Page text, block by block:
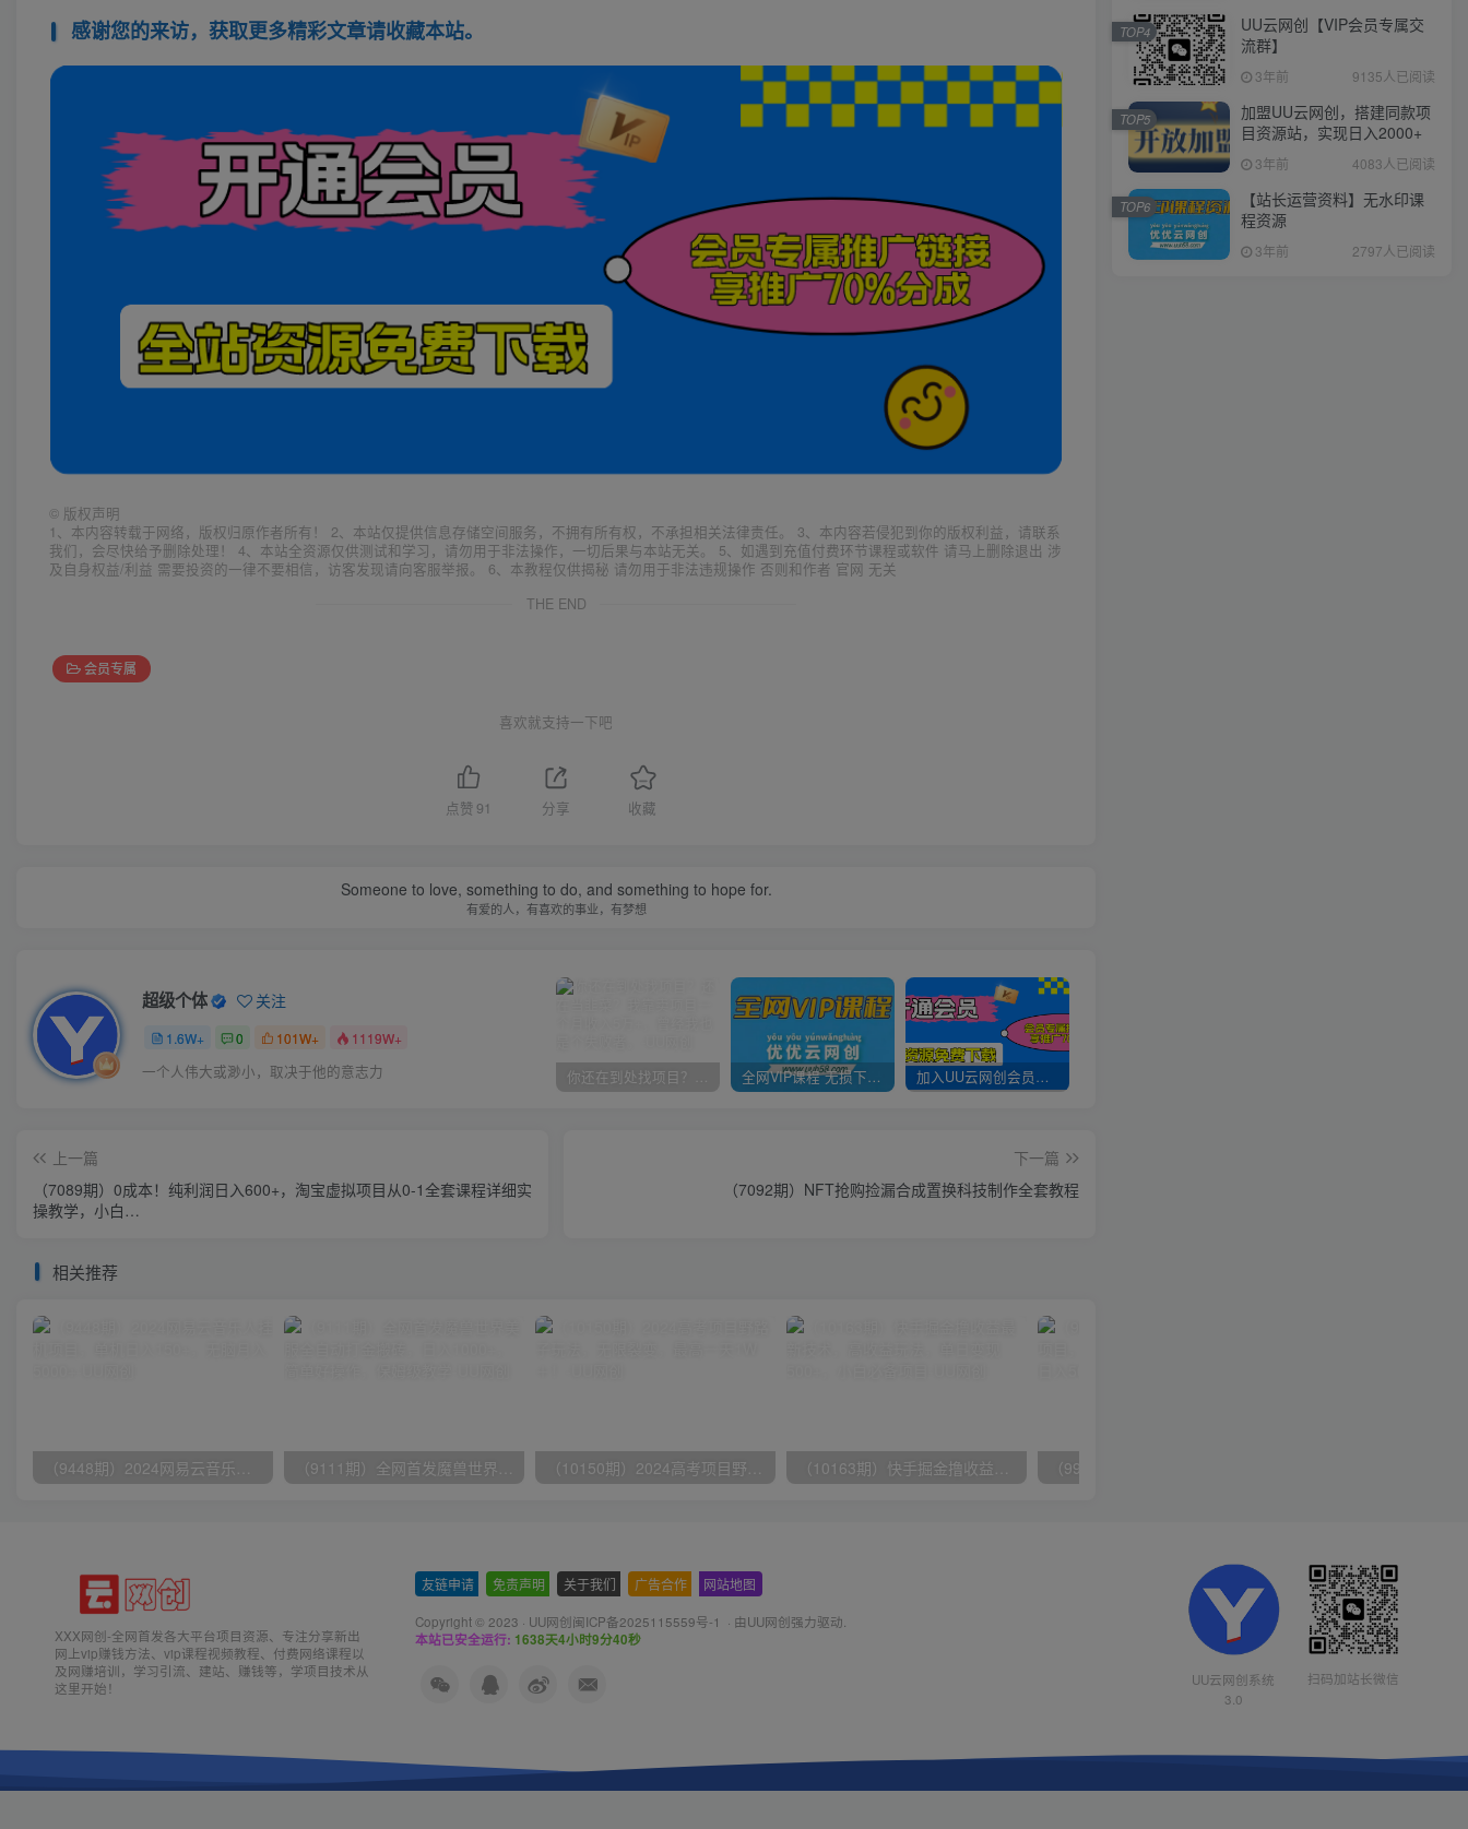
感谢您的来访，获取更多精彩文章请收藏本站。
© 版权声明
1、本内容转载于网络，版权归原作者所有！ 2、本站仅提供信息存储空间服务，不拥有所有权，不承担相关法律责任。 3、本内容若侵犯到你的版权利益，请联系
我们，会尽快给予删除处理！ 4、本站全资源仅供测试和学习，请勿用于非法操作，一切后果与本站无关。 5、如遇到充值付费环节课程或软件 请马上删除退出 涉
及自身权益/利益 需要投资的一律不要相信，访客发现请向客服举报。 6、本教程仅供揭秘 请勿用于非法违规操作 否则和作者 官网 无关
THE END
会员专属
喜欢就支持一下吧
点赞 91 分享 收藏
Someone to love, something to do, and something to hope for.
有爱的人，有喜欢的事业，有梦想
超级个体 关注
1.6W+ 0 101W+ 1119W+
一个人伟大或渺小，取决于他的意志力 你还在到处找项目？还在当韭菜？我靠卖项目一个月收入5万+，曾经我也是个失败者。 全网VIP课程 无损下载~ 加入UU云网创会员，全站资源免费学习。
上一篇
（7089期）0成本！纯利润日入600+，淘宝虚拟项目从0-1全套课程详细实
操教学，小白…
下一篇
（7092期）NFT抢购捡漏合成置换科技制作全套教程
相关推荐
（9448期）2024网易云音乐人挂机项目，单机日入150+，无脑月入5000+ （9111期）全网首发魔兽世界美服全自动打金搬砖，日入1000+，简单好操作，保姆级教学 （10150期）2024高考项目野路子玩法，无限裂变，最高一天1W＋！ （10163期）快手掘金撸收益最新技术，高收益玩法，单日变现500+，小白必备项目
UU云网创【VIP会员专属交
流群】
3年前 9135人已阅读
TOP4
加盟UU云网创，搭建同款项
目资源站，实现日入2000+
3年前 4083人已阅读
TOP5
【站长运营资料】无水印课
程资源
3年前 2797人已阅读
TOP6
XXX网创-全网首发各大平台项目资源、专注分享新出
网上vip赚钱方法、vip课程视频教程、付费网络课程以
及网赚培训，学习引流、建站、赚钱等，学项目技术从
这里开始！
友链申请 免责声明 关于我们 广告合作 网站地图
Copyright © 2023 · UU网创闽ICP备2025115559号-1 · 由UU网创强力驱动.
本站已安全运行: 1638天4小时9分41秒
UU云网创系统
3.0
扫码加站长微信